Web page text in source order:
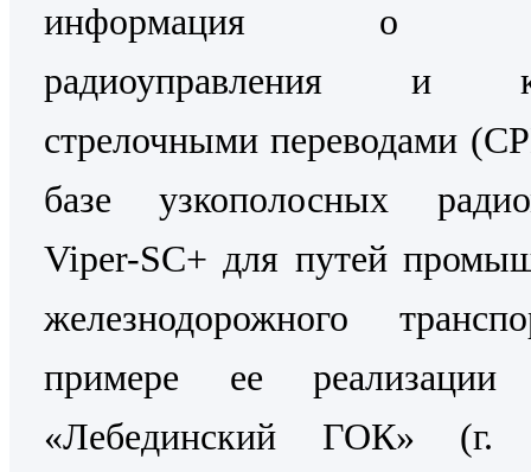
информация о
радиоуправления и
стрелочными переводами
базе узкополосных
Viper-SC+ для путей
железнодорожного
примере ее
«Лебединский ГОК» (г.